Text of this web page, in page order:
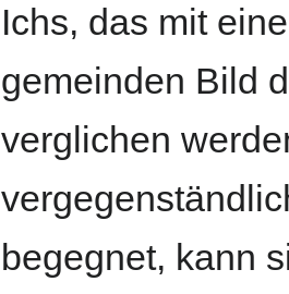
Ichs, das mit
gemeinden Bild
verglichen
begegnet, kann